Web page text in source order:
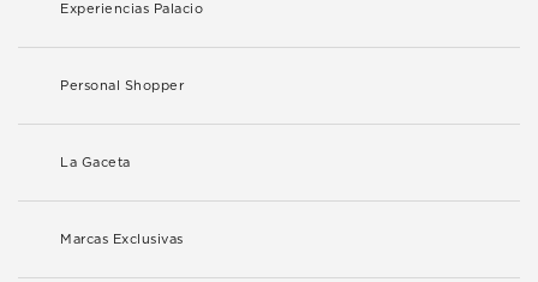
Experiencias Palacio
Personal Shopper
La Gaceta
Marcas Exclusivas